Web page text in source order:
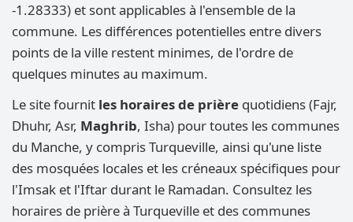
-1.28333) et sont applicables à l'ensemble de la
commune. Les différences potentielles entre divers
points de la ville restent minimes, de l'ordre de
quelques minutes au maximum.
Le site fournit les horaires de prière quotidiens (Fajr,
Dhuhr, Asr, Maghrib, Isha) pour toutes les communes
du Manche, y compris Turqueville, ainsi qu'une liste
des mosquées locales et les créneaux spécifiques pour
l'Imsak et l'Iftar durant le Ramadan. Consultez les
horaires de prière à Turqueville et des communes